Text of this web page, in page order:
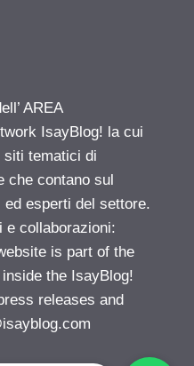
AREA
IsayBlog! la cui
siti tematici di
che contano sul
esperti del settore.
e collaborazioni:
is part of the
the IsayBlog!
releases and